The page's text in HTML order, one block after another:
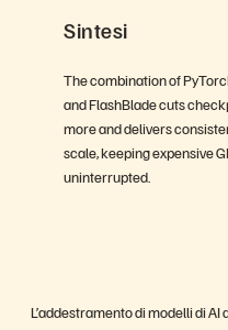
Sintesi
The combination of
and FlashBlade cuts
more and delivers
scale, keeping expensive
uninterrupted.
L’addestramento di modelli di